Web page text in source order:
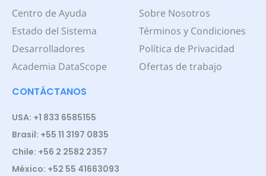
Centro de Ayuda
Estado del Sistema
Desarrolladores
Academia DataScope
Sobre Nosotros
Términos y Condiciones
Política de Privacidad
Ofertas de trabajo
CONTÁCTANOS
USA: +1 833 6585155
Brasil: +55 11 3197 0835
Chile: +56 2 2582 2357
México: +52 55 41663093